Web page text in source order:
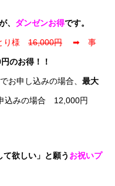
、 ダンゼンお得です。
り様 16,000円 ➡ 事
のお得！！
お申し込みの場合、 最大
込みの場合 12,000円
て欲しい」と願う お祝いプ